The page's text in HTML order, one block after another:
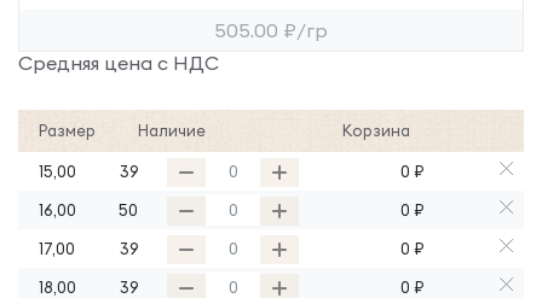
505.00 ₽/гр
Средняя цена с НДС
Размер Наличие Корзина
15,00 39
0 ₽
16,00
50
0 ₽
17,00
39
0 ₽
18,00
39
0 ₽